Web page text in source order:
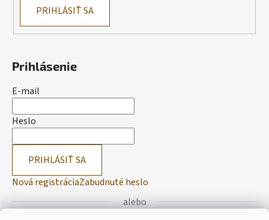
PRIHLÁSIŤ SA
Prihlásenie
E-mail
Heslo
PRIHLÁSIŤ SA
Nová registráciaZabudnuté heslo
alebo